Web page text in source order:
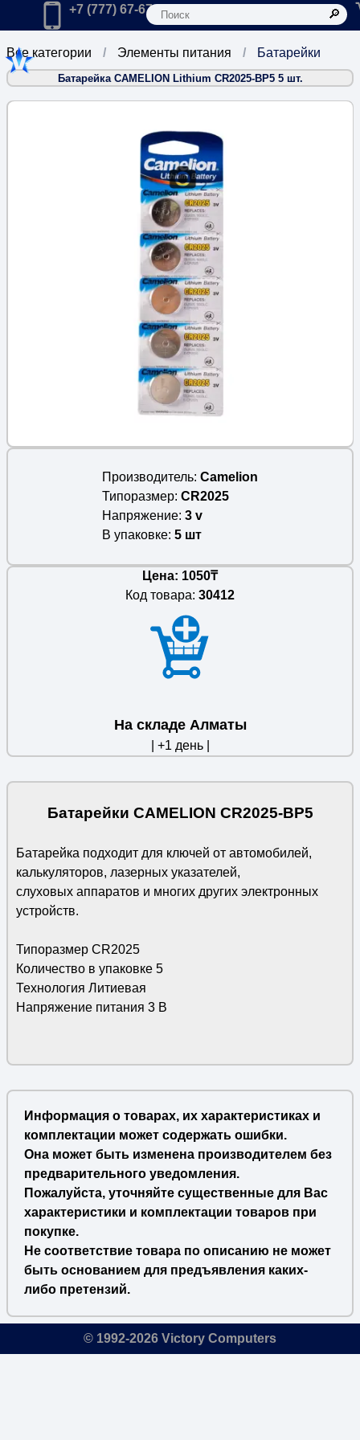
Главная
Позвонить в компанию по телефону:
+7 (777) 67-67-666
Батарейки
Элементы питания
Все категории
Батарейка CAMELION Lithium CR2025-BP5 5 шт.
2
Производитель Camelion
Типоразмер CR2025
Напряжение 3 v
В упаковке 5 шт
Цена: 1050₸
Код товара: 30412
На складе Алматы
| +1 день |
Батарейки CAMELION CR2025-BP5
Батарейка подходит для ключей от автомобилей,
калькуляторов, лазерных указателей,
слуховых аппаратов и многих других электронных
устройств.
Типоразмер CR2025
Количество в упаковке 5
Технология Литиевая
Напряжение питания 3 В
Информация о товарах, их характеристиках и
комплектации может содержать ошибки.
Она может быть изменена производителем без
предварительного уведомления.
Пожалуйста, уточняйте существенные для Вас
характеристики и комплектации товаров при
покупке.
Не соответствие товара по описанию не может
быть основанием для предъявления каких-
либо претензий.
© 1992-2026 Victory Computers